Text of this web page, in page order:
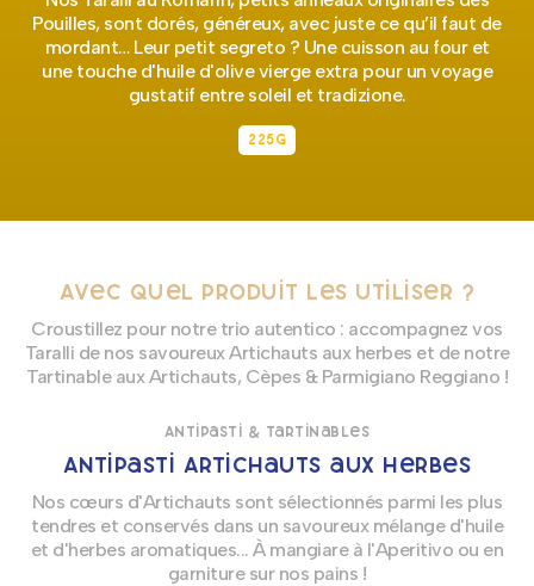
Pouilles, sont dorés, généreux, avec juste ce qu’il faut de
mordant… Leur petit segreto ? Une cuisson au four et
une touche d'huile d'olive vierge extra pour un voyage
gustatif entre soleil et tradizione.
225g
Avec quel produit les utiliser ?
Croustillez pour notre trio autentico : accompagnez vos
Taralli de nos savoureux Artichauts aux herbes et de notre
Tartinable aux Artichauts, Cèpes & Parmigiano Reggiano !
Antipasti & Tartinables
Antipasti Artichauts aux herbes
Nos cœurs d'Artichauts sont sélectionnés parmi les plus
tendres et conservés dans un savoureux mélange d'huile
et d'herbes aromatiques... À mangiare à l'Aperitivo ou en
garniture sur nos pains !